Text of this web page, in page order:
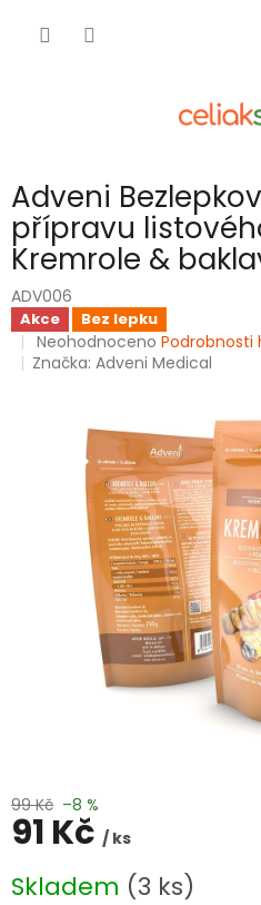
Adveni
přípravu
Kremrole &
ADV006
Akce Bez lepku
Průměrné
hodnocení
hvězdiček.
Neohodnoceno
Značka:Adveni Medical
99 Kč –8 %
91 Kč / ks
cena:
Skladem (3 ks)